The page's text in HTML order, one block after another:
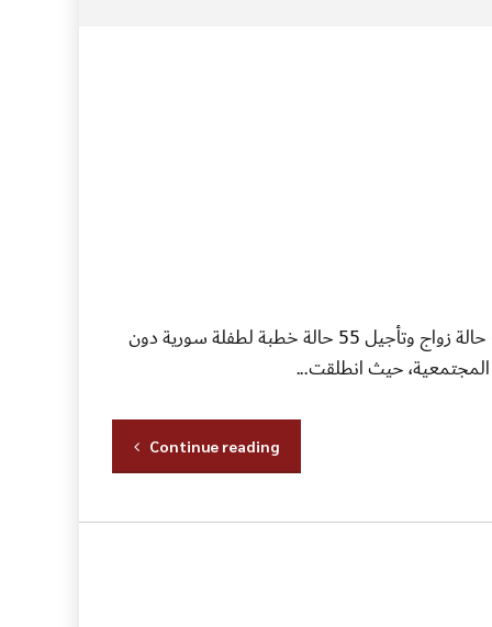
المكتبة > دراسة حالة لا تكبرونا توثّق هذه الدراسة تجربة حملة “لا تكبرونا بعدنا صغار” التي نجحت في مراحلها الأولى بإيقاف 60 حالة زواج وتأجيل 55 حالة خطبة لطفلة سورية دون
Continue reading